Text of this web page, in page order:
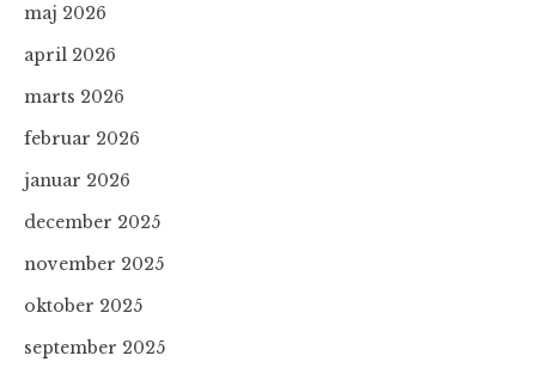
maj 2026
april 2026
marts 2026
februar 2026
januar 2026
december 2025
november 2025
oktober 2025
september 2025